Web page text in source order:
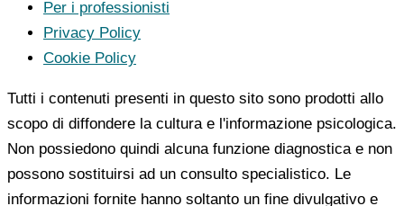
Per i professionisti
Privacy Policy
Cookie Policy
Tutti i contenuti presenti in questo sito sono prodotti allo
scopo di diffondere la cultura e l'informazione psicologica.
Non possiedono quindi alcuna funzione diagnostica e non
possono sostituirsi ad un consulto specialistico. Le
informazioni fornite hanno soltanto un fine divulgativo e